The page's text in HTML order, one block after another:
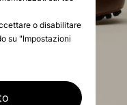
o disabilitare
su "Impostazioni